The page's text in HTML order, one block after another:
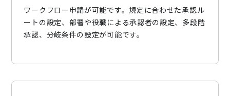
ワークフロー申請が可能です。規定に合わせた承認ル
ートの設定、部署や役職による承認者の設定、多段階
承認、分岐条件の設定が可能です。